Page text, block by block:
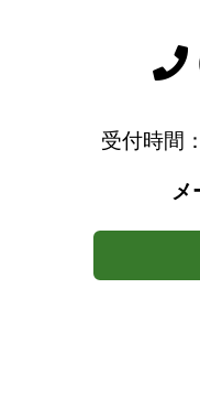
受付時間
メ